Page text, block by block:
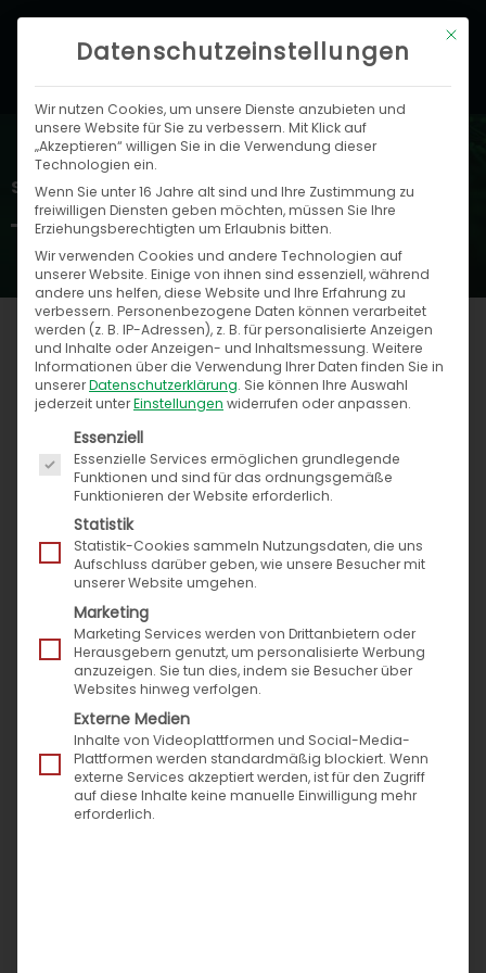
Zum
Speed4Trade Blog
SeiteSeiteSeiteSeiteSeiteSeite
Mit
Datenschutzeinstellungen
Wir nutzen Cookies, um unsere Dienste anzubieten und
unsere Website für Sie zu verbessern. Mit Klick auf
„Akzeptieren“ willigen Sie in die Verwendung dieser
Technologien ein.
Wenn Sie unter 16 Jahre alt sind und Ihre Zustimmung zu
freiwilligen Diensten geben möchten, müssen Sie Ihre
Erziehungsberechtigten um Erlaubnis bitten.
Wir verwenden Cookies und andere Technologien auf
unserer Website. Einige von ihnen sind essenziell, während
andere uns helfen, diese Website und Ihre Erfahrung zu
verbessern. Personenbezogene Daten können verarbeitet
werden (z. B. IP-Adressen), z. B. für personalisierte Anzeigen
und Inhalte oder Anzeigen- und Inhaltsmessung. Weitere
Informationen über die Verwendung Ihrer Daten finden Sie in
unsererDatenschutzerklärung. Sie können Ihre Auswahl
jederzeit unterEinstellungen widerrufen oder anpassen.
Es folgt eine Liste der Service-Gruppen, für die
Essenziell
Essenzielle Services ermöglichen grundlegende
Funktionen und sind für das ordnungsgemäße
Funktionieren der Website erforderlich.
Statistik
Statistik-Cookies sammeln Nutzungsdaten, die uns
Aufschluss darüber geben, wie unsere Besucher mit
unserer Website umgehen.
Marketing
Marketing Services werden von Drittanbietern oder
Herausgebern genutzt, um personalisierte Werbung
anzuzeigen. Sie tun dies, indem sie Besucher über
Websites hinweg verfolgen.
Externe Medien
Inhalte von Videoplattformen und Social-Media-
Plattformen werden standardmäßig blockiert. Wenn
externe Services akzeptiert werden, ist für den Zugriff
auf diese Inhalte keine manuelle Einwilligung mehr
erforderlich.